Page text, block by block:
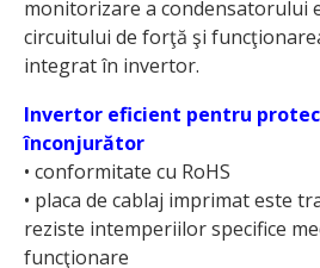
monitorizare a condensatorului
circuitului de forţă şi
integrat în invertor.
Invertor eficient pentru
înconjurător
• conformitate cu RoHS
• placa de cablaj imprimat este
reziste intemperiilor specifice
funcţionare